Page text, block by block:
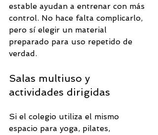
estable ayudan a entrenar con más
control. No hace falta complicarlo,
pero sí elegir un material
preparado para uso repetido de
verdad.
Salas multiuso y
actividades dirigidas
Si el colegio utiliza el mismo
espacio para yoga, pilates,